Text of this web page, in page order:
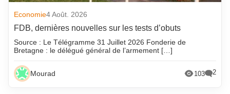
Economie4 Août. 2026
FDB, dernières nouvelles sur les tests d’obuts
Source : Le Télégramme 31 Juillet 2026 Fonderie de
Bretagne : le délégué général de l’armement […]
Mourad 103 2